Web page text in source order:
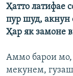
Ҳатто латифае
пур шуд, акнун
Ҳар як замоне
Аммо барои мо,
мекунем,